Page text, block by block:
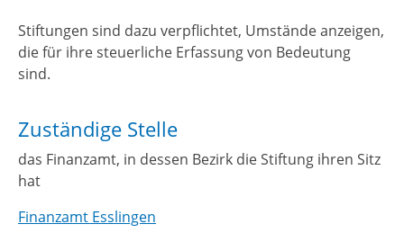
Stiftungen sind dazu verpflichtet, Umstände anzeigen,
die für ihre steuerliche Erfassung von Bedeutung
sind.
Zuständige Stelle
das Finanzamt, in dessen Bezirk die Stiftung ihren Sitz
hat
Finanzamt Esslingen